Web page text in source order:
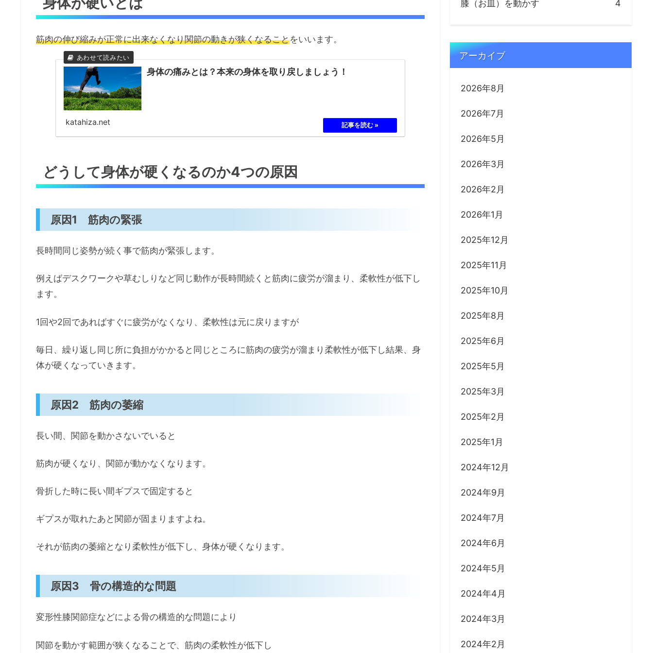
筋肉の伸び縮みが正常に出来なくなり関節の動きが狭くなることをいいます。
身体の痛みとは？本来の身体を取り戻しましょう！
katahiza.net
どうして身体が硬くなるのか4つの原因
原因1 筋肉の緊張
長時間同じ姿勢が続く事で筋肉が緊張します。
例えばデスクワークや草むしりなど同じ動作が長時間続くと筋肉に疲労が溜まり、柔軟性が低下し
ます。
1回や2回であればすぐに疲労がなくなり、柔軟性は元に戻りますが
毎日、繰り返し同じ所に負担がかかると同じところに筋肉の疲労が溜まり柔軟性が低下し結果、身
体が硬くなっていきます。
原因2 筋肉の萎縮
長い間、関節を動かさないでいると
筋肉が硬くなり、関節が動かなくなります。
骨折した時に長い間ギプスで固定すると
ギプスが取れたあと関節が固まりますよね。
それが筋肉の萎縮となり柔軟性が低下し、身体が硬くなります。
原因3 骨の構造的な問題
変形性膝関節症などによる骨の構造的な問題により
関節を動かす範囲が狭くなることで、筋肉の柔軟性が低下し
膝（お皿）を動かす 4
アーカイブ
2026年8月
2026年7月
2026年5月
2026年3月
2026年2月
2026年1月
2025年12月
2025年11月
2025年10月
2025年8月
2025年6月
2025年5月
2025年3月
2025年2月
2025年1月
2024年12月
2024年9月
2024年7月
2024年6月
2024年5月
2024年4月
2024年3月
2024年2月